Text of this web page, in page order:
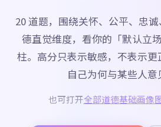
20 道题，围绕关怀、公平、忠
德直觉维度，看你的「默认立
柱。高分只表示敏感，不表示
自己为何与某些人意
也可打开全部道德基础画像